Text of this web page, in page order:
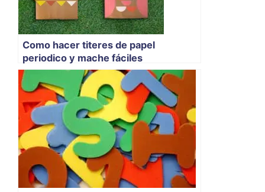
Como hacer titeres de papel
periodico y mache fáciles